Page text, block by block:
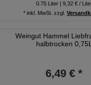
0.75Liter| 9,32 € /
* inkl. MwSt. zzgl.
Weingut Hammel
halbtrocken
6,49 € *